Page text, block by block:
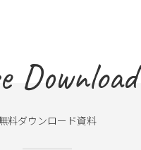
Download
料ダウンロード資料